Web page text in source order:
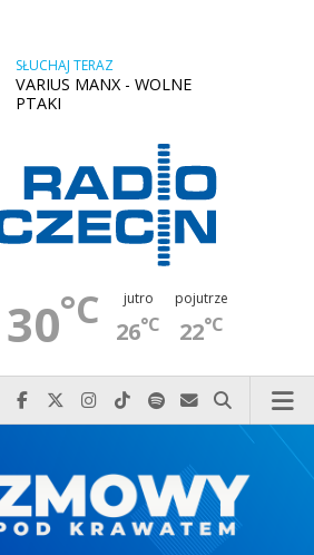
SŁUCHAJ TERAZ
VARIUS MANX - WOLNE
PTAKI
30°C jutro
26°C
pojutrze
22°C
Najlepiej po prostu do nas zadzwoń
Odwiedź nas na Facebook-u
Odwiedź nas na X
Odwiedź nas na Instagram-ie
Odwiedź nas na TikTok-u
Szukaj nas na Spotify
Wyślij do nas
Szukaj